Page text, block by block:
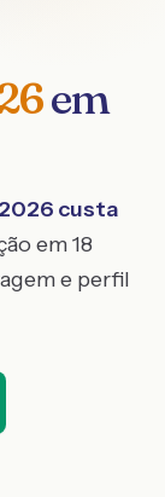
em
2026 custa
em 18
e perfil